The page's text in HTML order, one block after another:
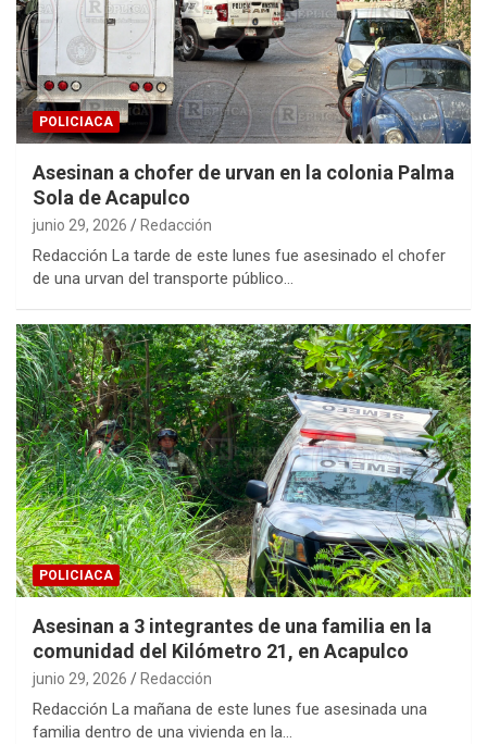
POLICIACA
Asesinan a chofer de urvan en la colonia Palma
Sola de Acapulco
junio 29, 2026 Redacción
Redacción La tarde de este lunes fue asesinado el chofer
de una urvan del transporte público…
POLICIACA
Asesinan a 3 integrantes de una familia en la
comunidad del Kilómetro 21, en Acapulco
junio 29, 2026 Redacción
Redacción La mañana de este lunes fue asesinada una
familia dentro de una vivienda en la…